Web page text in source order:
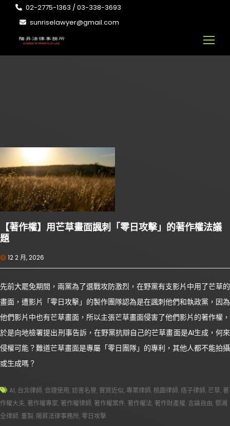
02-2775-1363 / 03-338-3693
sunriselawyer@gmail.com
【著作權】用芒草畫面諷刺「零日攻擊」的著作權法議
題
12 2 月, 2026
先前大罷免期間，兩黨為了選戰攻防激烈，在野黨有支影片中用了芒草的
畫面，遭影片「零日攻擊」的製作團隊認為是在諷刺他們和執政黨，因為
他們影片中也有芒草畫面，所以主張芒草畫面侵害了他們影片的著作權，
於是向地檢署提出刑事告訴，在野黨抗辯自己的芒草畫面是AI生成，何來
侵權可能？難道芒草畫面是專屬「零日團隊」的專利，其他人都不能拍攝
或生成嗎？
AI, 台北律師, 合理使用,妨害名譽, 實質近似, 專業律師,桃園律師, 痞子律師, 芒草, 著
作權大夫, 著作權專家, 著作權律師, 著作權案件, 著作權法, 著作財產權, 言論自由, 鄧湘
全律師, 重製, 陽昇法律事務所, 零日攻擊